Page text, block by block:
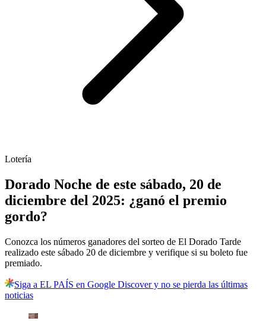
Lotería
Dorado Noche de este sábado, 20 de
diciembre del 2025: ¿ganó el premio
gordo?
Conozca los números ganadores del sorteo de El Dorado Tarde
realizado este sábado 20 de diciembre y verifique si su boleto fue
premiado.
Siga a EL PAÍS en Google Discover y no se pierda las últimas
noticias